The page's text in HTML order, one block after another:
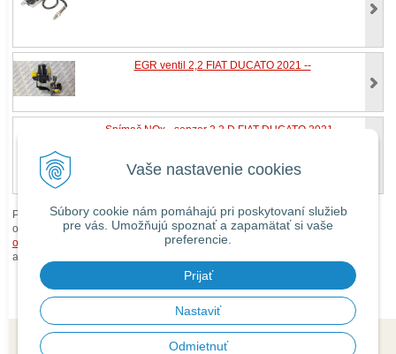
Vaše nastavenie cookies
Súbory cookie nám pomáhajú pri poskytovaní služieb
pre vás. Umožňujú spoznať a zapamätať si vaše
preferencie.
Prijať
Nastaviť
Odmietnuť
EGR ventil 2,2 FIAT DUCATO 2021 --
Snímač NOx - senzor 2,2 D FIAT DUCATO 2021--
Pri zaslaní tovaru mimo územia Slovenskej republiky budú ku každej
objednávke prirátanénáklady na dopravu mimo územia SR podľa
obchodných podmienok
. O cene Vás budeme vopred informovať telefonicky
alebo e-mailom.